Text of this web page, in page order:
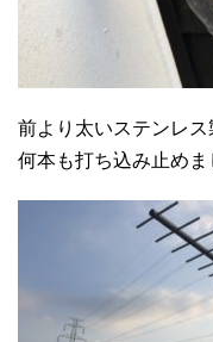
前より太いステンレ
何本も打ち込み止めま